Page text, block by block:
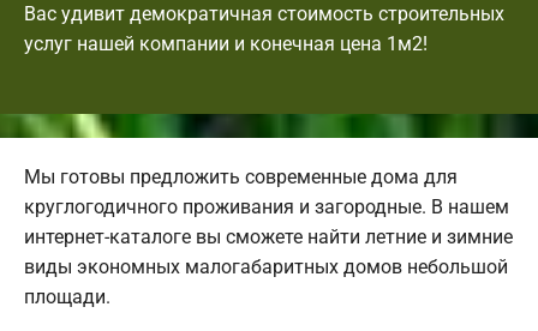
Вас удивит демократичная стоимость строительных
услуг нашей компании и конечная цена 1м2!
Мы готовы предложить современные дома для
круглогодичного проживания и загородные. В нашем
интернет-каталоге вы сможете найти летние и зимние
виды экономных малогабаритных домов небольшой
площади.